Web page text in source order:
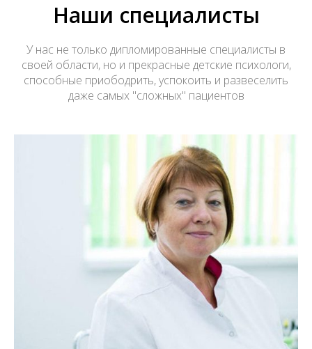
Наши специалисты
У нас не только дипломированные специалисты в
своей области, но и прекрасные детские психологи,
способные приободрить, успокоить и развеселить
даже самых "сложных" пациентов